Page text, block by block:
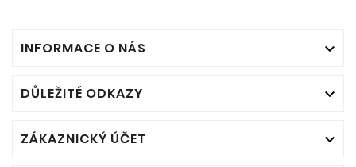
INFORMACE O NÁS 
DŮLEŽITÉ ODKAZY 
ZÁKAZNICKÝ ÚČET 